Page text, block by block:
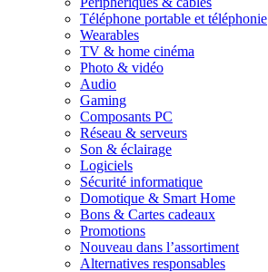
Téléphone portable et téléphonie
Wearables
TV & home cinéma
Photo & vidéo
Audio
Gaming
Composants PC
Réseau & serveurs
Son & éclairage
Logiciels
Sécurité informatique
Domotique & Smart Home
Bons & Cartes cadeaux
Promotions
Nouveau dans l’assortiment
Alternatives responsables